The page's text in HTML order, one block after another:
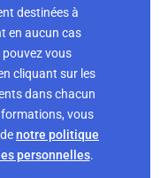
destinées à
en aucun cas
pouvez vous
cliquant sur les
dans chacun
vous
notre politique
personnelles.